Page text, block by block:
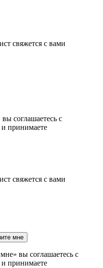
свяжется с вами
соглашаетесь с
и принимаете
свяжется с вами
вы соглашаетесь с
и принимаете